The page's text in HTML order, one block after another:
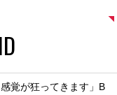
覚が狂ってきます」B